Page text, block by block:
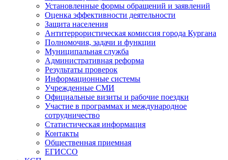
Установленные формы обращений и заявлений
Оценка эффективности деятельности
Защита населения
Антитеррористическая комиссия города Кургана
Полномочия, задачи и функции
Муниципальная служба
Административная реформа
Результаты проверок
Информационные системы
Учрежденные СМИ
Официальные визиты и рабочие поездки
Участие в программах и международное
сотрудничество
Статистическая информация
Контакты
Общественная приемная
ЕГИССО